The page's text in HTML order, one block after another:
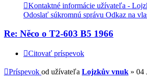
Kontaktné informácie užívateľa -
Odoslať súkromnú správu Odkaz na
Re: Něco o T2-603 B5 1966
Citovať príspevok
Príspevok od užívateľa Lojzkův vnuk » 04